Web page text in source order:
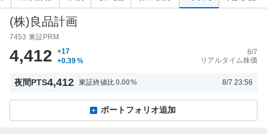
(株)良品計画
7453 東証PRM
4,412
+17
+0.39%
8/7
リアルタイム株価
夜間PTS4,412 東証終値比0.00% 8/7 23:56
ポートフォリオ追加
信